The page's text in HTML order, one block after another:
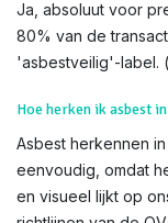
Ja, absoluut voor
80% van de
'asbestveilig'-label. (
Hoe herken ik asbest
Asbest herkennen
eenvoudig, omdat
en visueel lijkt op